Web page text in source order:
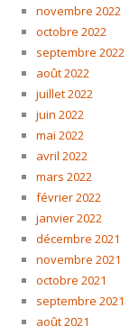
novembre 2022
octobre 2022
septembre 2022
août 2022
juillet 2022
juin 2022
mai 2022
avril 2022
mars 2022
février 2022
janvier 2022
décembre 2021
novembre 2021
octobre 2021
septembre 2021
août 2021